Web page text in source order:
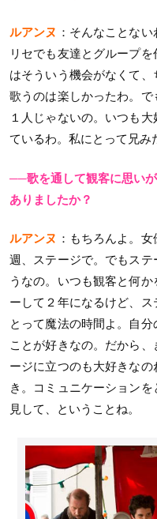
ルアンヌ ：そんなことな
リセでも友達とグループ
はそういう機会がなくて
歌うのは楽しかったわ。
１人じゃないの。いつも
ているわ。私にとって兄み
──歌を通して観客に思い
ありましたか？
ルアンヌ ：もちろんよ。
週、ステージで。でもス
うなの。いつも観客と何
ーして２年になるけど、
とって魔法の時間よ。自
ことが好きなの。だから
ージに立つのも大好きな
き。コミュニケーション
見して、ということね。